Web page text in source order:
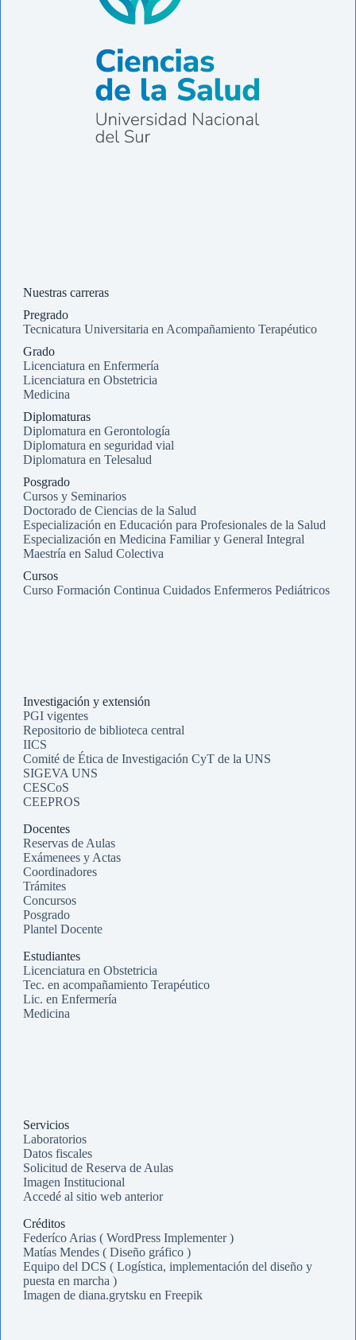
Nuestras carreras
Pregrado
Tecnicatura Universitaria en Acompañamiento Terapéutico
Grado
Licenciatura en Enfermería
Licenciatura en Obstetricia
Medicina
Diplomaturas
Diplomatura en Gerontología
Diplomatura en seguridad vial
Diplomatura en Telesalud
Posgrado
Cursos y Seminarios
Doctorado de Ciencias de la Salud
Especialización en Educación para Profesionales de la Salud
Especialización en Medicina Familiar y General Integral
Maestría en Salud Colectiva
Cursos
Curso Formación Continua Cuidados Enfermeros Pediátricos
Investigación y extensión
PGI vigentes
Repositorio de biblioteca central
IICS
Comité de Ética de Investigación CyT de la UNS
SIGEVA UNS
CESCoS
CEEPROS
Docentes
Reservas de Aulas
Exámenees y Actas
Coordinadores
Trámites
Concursos
Posgrado
Plantel Docente
Estudiantes
Licenciatura en Obstetricia
Tec. en acompañamiento Terapéutico
Lic. en Enfermería
Medicina
Servicios
Laboratorios
Datos fiscales
Solicitud de Reserva de Aulas
Imagen Institucional
Accedé al sitio web anterior
Créditos
Federíco Arias ( WordPress Implementer )
Matías Mendes ( Diseño gráfico )
Equipo del DCS ( Logística, implementación del diseño y
puesta en marcha )
Imagen de diana.grytsku en Freepik